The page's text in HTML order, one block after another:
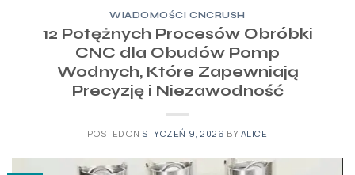
WIADOMOŚCI CNCRUSH
12 Potężnych Procesów Obróbki
CNC dla Obudów Pomp
Wodnych, Które Zapewniają
Precyzję i Niezawodność
POSTED ON STYCZEŃ 9, 2026 BY ALICE